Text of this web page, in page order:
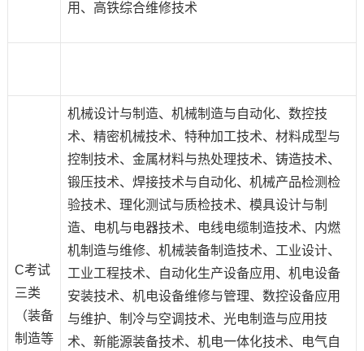
用、高铁综合维修技术
C考试
三类
（装备
制造等
机械设计与制造、机械制造与自动化、数控技
术、精密机械技术、特种加工技术、材料成型与
控制技术、金属材料与热处理技术、铸造技术、
锻压技术、焊接技术与自动化、机械产品检测检
验技术、理化测试与质检技术、模具设计与制
造、电机与电器技术、电线电缆制造技术、内燃
机制造与维修、机械装备制造技术、工业设计、
工业工程技术、自动化生产设备应用、机电设备
安装技术、机电设备维修与管理、数控设备应用
与维护、制冷与空调技术、光电制造与应用技
术、新能源装备技术、机电一体化技术、电气自